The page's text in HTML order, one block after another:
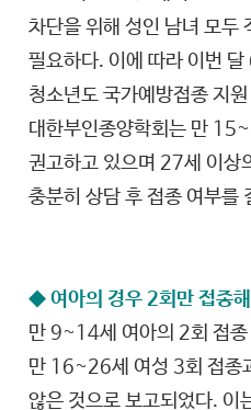
차단을 위해 성인 남녀 모두
필요하다. 이에 따라 이번
청소년도 국가예방접종 지
대한부인종양학회는 만
권고하고 있으며 27세 이상
충분히 상담 후 접종 여부를
◆ 여아의 경우 2회만 접종
만 9~14세 여아의 2회 접종
만 16~26세 여성 3회 접종
않은 것으로 보고되었다. 이